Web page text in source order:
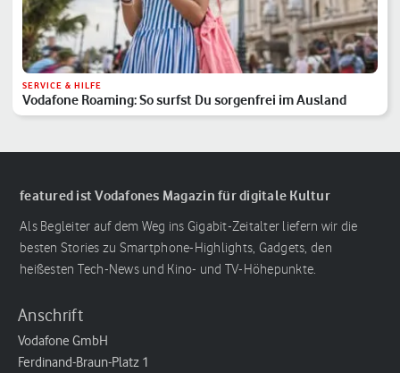
SERVICE & HILFE
Vodafone Roaming: So surfst Du sorgenfrei im Ausland
featured ist Vodafones Magazin für digitale Kultur
Als Begleiter auf dem Weg ins Gigabit-Zeitalter liefern wir die
besten Stories zu Smartphone-Highlights, Gadgets, den
heißesten Tech-News und Kino- und TV-Höhepunkte.
Anschrift
Vodafone GmbH
Ferdinand-Braun-Platz 1